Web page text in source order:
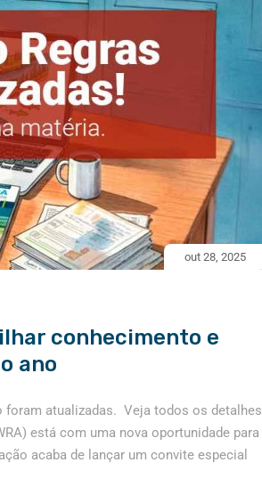
out 28, 2025
conhecimento e
ano
foram atualizadas. Veja todos os detalhes
está com uma nova oportunidade para
acaba de lançar um convite especial